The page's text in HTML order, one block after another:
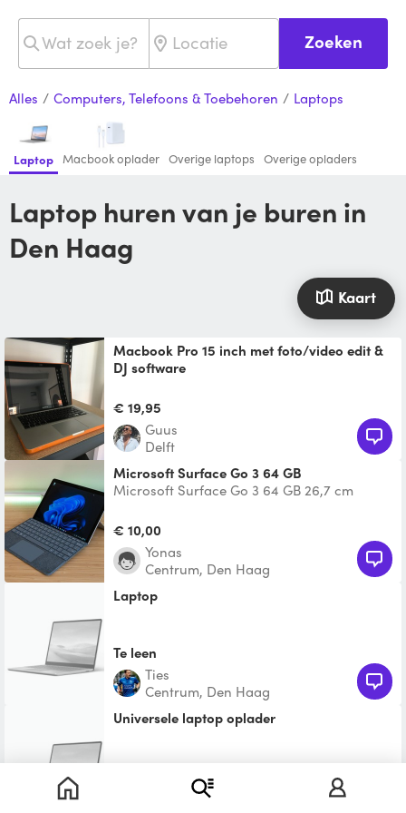
Zoeken
Alles / Computers, Telefoons & Toebehoren / Laptops
Laptop Macbook oplader Overige laptops Overige opladers
Laptop huren van je buren in
Den Haag
Kaart
macbook Pro 15 inch met foto/video edit &
DJ software
software. Ook DJ software voor gebruik icm
de DJ set. Zie a
€ 19,95
Guus
Delft
Microsoft Surface Go 3 64 GB
Microsoft Surface Go 3 64 GB 26,7 cm
(802.11ax) Windows 11
€ 10,00
yonas
Centrum, Den Haag
Laptop
Te leen
Ties
Centrum, Den Haag
universele laptop oplader